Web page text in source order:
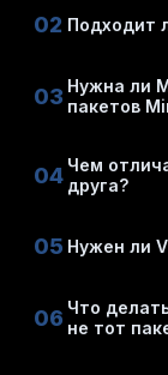
02 Подходит
03 Нужна ли
пакетов
04 Чем
друга?
05 Нужен ли
06 Что
не тот